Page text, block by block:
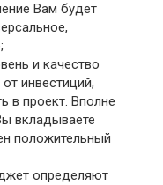
Вам будет
и качество
инвестиций,
в проект. Вполне
вкладываете
положительный
определяют